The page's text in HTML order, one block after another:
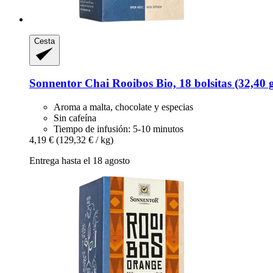
Cesta
Sonnentor Chai Rooibos Bio, 18 bolsitas (32,40
Aroma a malta, chocolate y especias
Sin cafeína
Tiempo de infusión: 5-10 minutos
4,19 € (129,32 € / kg)
Entrega hasta el 18 agosto